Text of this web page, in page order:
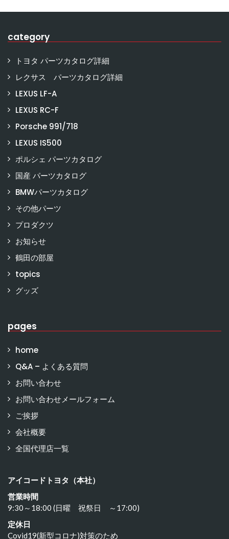
category
トヨタ パーツカタログ詳細
レクサス パーツカタログ詳細
LEXUS LF-A
LEXUS RC-F
Porsche 991/718
LEXUS IS500
ポルシェ パーツカタログ
国産 パーツカタログ
BMWパーツカタログ
その他パーツ
プロダクツ
お知らせ
鶴田の部屋
topics
グッズ
pages
home
Q&A – よくある質問
お問い合わせ
お問い合わせメールフォーム
ご挨拶
会社概要
全国代理店一覧
アイコードトヨタ（本社）
営業時間
9:30～18:00 (日曜 祝祭日 ～17:00)
定休日
Covid19(新型コロナ)対策のため